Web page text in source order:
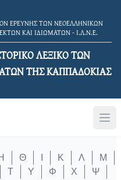
ΕΡΕΥΝΗΣ ΤΩΝ ΝΕΟΕΛΛΗΝΙΚΩΝ
ΚΑΙ ΙΔΙΩΜΑΤΩΝ - Ι.Λ.Ν.Ε.
ΛΕΞΙΚΟ TΩΝ
ΤΗΣ ΚΑΠΠΑΔΟΚΙΑΣ
Θ Κ Λ
Μ
Τ Υ Φ Χ
Ψ